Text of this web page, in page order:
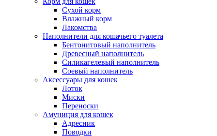
Сухой корм
Влажный корм
Лакомства
Наполнители для кошачьего туалета
Бентонитовый наполнитель
Древесный наполнитель
Силикагелевый наполнитель
Соевый наполнитель
Аксессуары для кошек
Лоток
Миски
Переноски
Амуниция для кошек
Адресник
Поводки